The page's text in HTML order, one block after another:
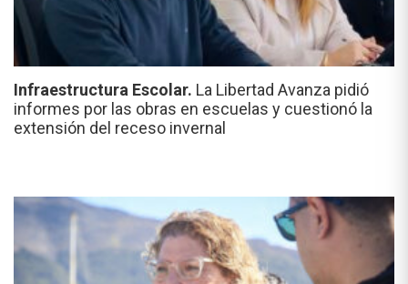
Infraestructura Escolar. La Libertad Avanza pidió
informes por las obras en escuelas y cuestionó la
extensión del receso invernal